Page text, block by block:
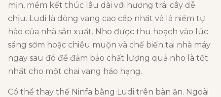
mịn, mềm kết thúc lâu dài với hương trái cây dễ
chịu. Ludi là dòng vang cao cấp nhất và là niềm tự
hào của nhà sản xuất. Nho được thu hoạch vào lúc
sáng sớm hoặc chiều muộn và chế biến tại nhà máy
ngay sau đó để đảm bảo chất lượng quả nho là tốt
nhất cho một chai vang hảo hạng.
Có thể thay thế Ninfa bằng Ludi trên bàn ăn. Ngoài